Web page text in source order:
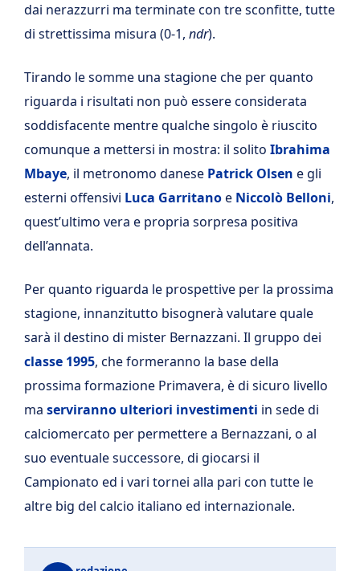
dai nerazzurri ma terminate con tre sconfitte, tutte
di strettissima misura (0-1, ndr).
Tirando le somme una stagione che per quanto
riguarda i risultati non può essere considerata
soddisfacente mentre qualche singolo è riuscito
comunque a mettersi in mostra: il solito Ibrahima
Mbaye, il metronomo danese Patrick Olsen e gli
esterni offensivi Luca Garritanoe Niccolò Belloni,
quest’ultimo vera e propria sorpresa positiva
dell’annata.
Per quanto riguarda le prospettive per la prossima
stagione, innanzitutto bisognerà valutare quale
sarà il destino di mister Bernazzani. Il gruppo dei
classe 1995, che formeranno la base della
prossima formazione Primavera, è di sicuro livello
ma serviranno ulteriori investimenti in sede di
calciomercato per permettere a Bernazzani, o al
suo eventuale successore, di giocarsi il
Campionato ed i vari tornei alla pari con tutte le
altre big del calcio italiano ed internazionale.